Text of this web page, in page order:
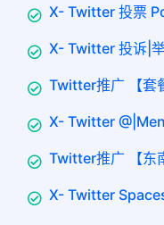
X- Twitter 投票
X- Twitter 投诉|
Twitter推广 【套
X- Twitter
Twitter推广 【东
X- Twitter